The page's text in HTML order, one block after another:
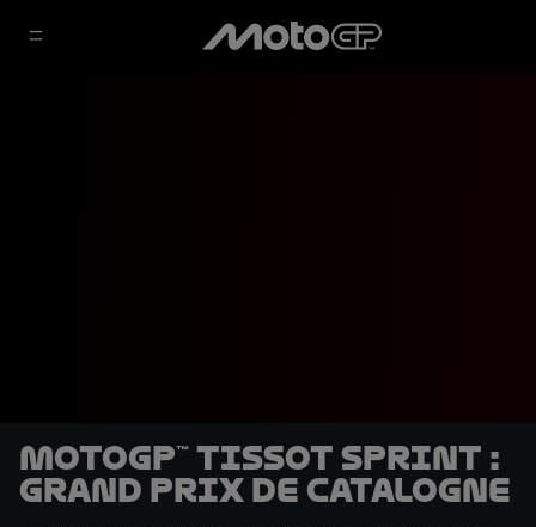
MotoGP™ Tissot Sprint :
Grand Prix de Catalogne